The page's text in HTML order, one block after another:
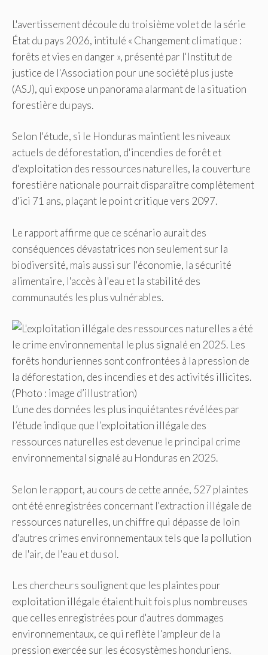
L'avertissement découle du troisième volet de la série
État du pays 2026, intitulé « Changement climatique :
forêts et vies en danger », présenté par l'Institut de
justice de l'Association pour une société plus juste
(ASJ), qui expose un panorama alarmant de la situation
forestière du pays.
Selon l'étude, si le Honduras maintient les niveaux
actuels de déforestation, d'incendies de forêt et
d'exploitation des ressources naturelles, la couverture
forestière nationale pourrait disparaître complètement
d'ici 71 ans, plaçant le point critique vers 2097.
Le rapport affirme que ce scénario aurait des
conséquences dévastatrices non seulement sur la
biodiversité, mais aussi sur l'économie, la sécurité
alimentaire, l'accès à l'eau et la stabilité des
communautés les plus vulnérables.
L’une des données les plus inquiétantes révélées par
l’étude indique que l’exploitation illégale des
ressources naturelles est devenue le principal crime
environnemental signalé au Honduras en 2025.
Selon le rapport, au cours de cette année, 527 plaintes
ont été enregistrées concernant l'extraction illégale de
ressources naturelles, un chiffre qui dépasse de loin
d'autres crimes environnementaux tels que la pollution
de l'air, de l'eau et du sol.
Les chercheurs soulignent que les plaintes pour
exploitation illégale étaient huit fois plus nombreuses
que celles enregistrées pour d'autres dommages
environnementaux, ce qui reflète l'ampleur de la
pression exercée sur les écosystèmes honduriens.